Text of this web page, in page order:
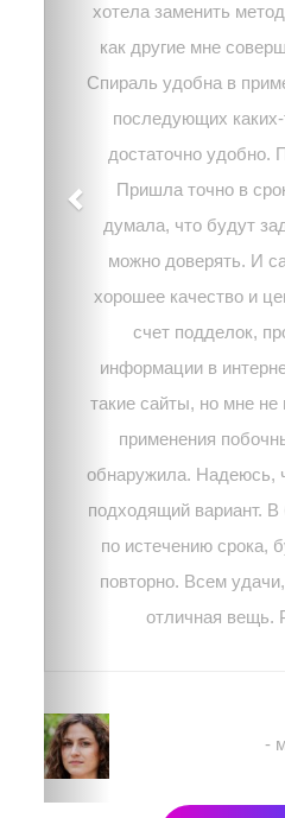
хотела заменить
как другие мне
Спираль удобна в
последующих
достаточно удобно.
Пришла точно в
думала, что будут
можно доверять. И
хорошее качество и
счет подделок,
информации в
такие сайты, но мне
применения
обнаружила. Надеюсь,
подходящий вариант.
по истечению срока,
повторно. Всем
отличная вещь.
-